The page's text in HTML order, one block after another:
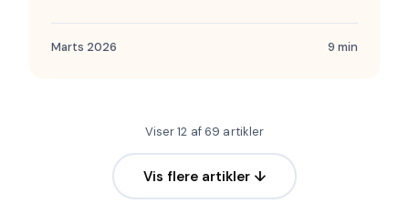
Marts 2026 9 min
Viser 12 af 69 artikler
Vis flere artikler ↓